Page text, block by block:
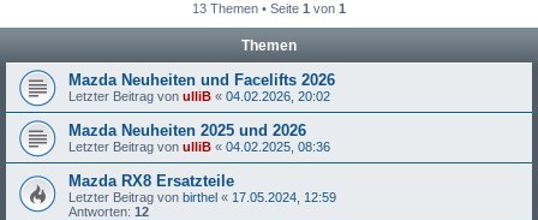
13 Themen • Seite 1 von 1
Themen
Mazda Neuheiten und Facelifts 2026
Letzter Beitrag von ulliB « 04.02.2026, 20:02
Mazda Neuheiten 2025 und 2026
Letzter Beitrag von ulliB « 04.02.2025, 08:36
Mazda RX8 Ersatzteile
Letzter Beitrag von birthel « 17.05.2024, 12:59
Antworten: 12